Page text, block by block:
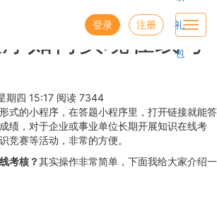
登录 注册 礼
包
如何实现在线考
期四 15:17 阅读 7344
式的小程序，在答题小程序里，打开链接就能答
绩，对于企业或事业单位长期开展知识在线考
竞赛等活动，非常的方便。
考核？其实操作非常简单，下面我给大家介绍一